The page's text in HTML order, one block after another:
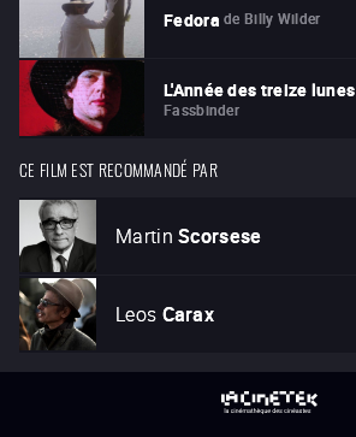
Fedora de Billy Wilder
L'Année des treize lunes
Fassbinder
CE FILM EST RECOMMANDÉ PAR
Martin Scorsese
Leos Carax